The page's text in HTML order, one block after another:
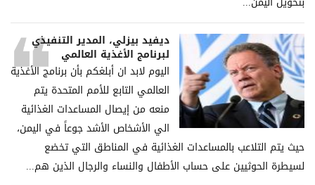
ديفيد بيزلي، المدير التنفيذي
لبرنامج الأغذية العالمي
اليوم لابد ان أبلغكم بأن برنامج الأغذية
العالمي التابع للأمم المتحدة يتم
منعه من إيصال المساعدات الغذائية
الي الأشخاص الأشد جوعاً في اليمن،
حيث يتم التلاعب بالمساعدات الغذائية في المناطق التي تخضع
لسيطرة الحوثيين على حساب الأطفال والنساء والرجال الذين هم...